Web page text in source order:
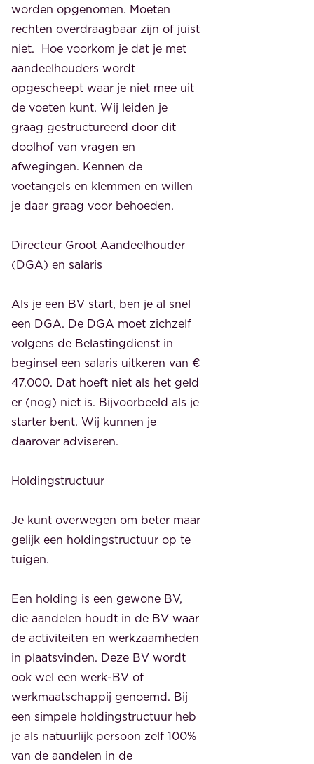
worden opgenomen. Moeten
rechten overdraagbaar zijn of juist
niet. Hoe voorkom je dat je met
aandeelhouders wordt
opgescheept waar je niet mee uit
de voeten kunt. Wij leiden je
graag gestructureerd door dit
doolhof van vragen en
afwegingen. Kennen de
voetangels en klemmen en willen
je daar graag voor behoeden.
Directeur Groot Aandeelhouder
(DGA) en salaris
Als je een BV start, ben je al snel
een DGA. De DGA moet zichzelf
volgens de Belastingdienst in
beginsel een salaris uitkeren van €
47.000. Dat hoeft niet als het geld
er (nog) niet is. Bijvoorbeeld als je
starter bent. Wij kunnen je
daarover adviseren.
Holdingstructuur
Je kunt overwegen om beter maar
gelijk een holdingstructuur op te
tuigen.
Een holding is een gewone BV,
die aandelen houdt in de BV waar
de activiteiten en werkzaamheden
in plaatsvinden. Deze BV wordt
ook wel een werk-BV of
werkmaatschappij genoemd. Bij
een simpele holdingstructuur heb
je als natuurlijk persoon zelf 100%
van de aandelen in de